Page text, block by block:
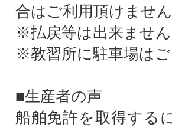
合はご利用頂けません
※払戻等は出来ません
※教習所に駐車場は
■生産者の声
船舶免許を取得する